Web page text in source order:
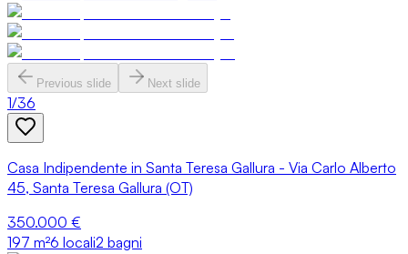
Previous slide Next slide
1/36
Casa Indipendente in Santa Teresa Gallura - Via Carlo Alberto
45, Santa Teresa Gallura (OT)
350.000 €
197 m²6 locali2 bagni